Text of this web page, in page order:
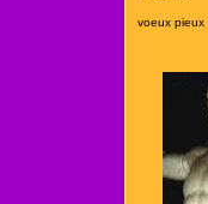
voeux pieux